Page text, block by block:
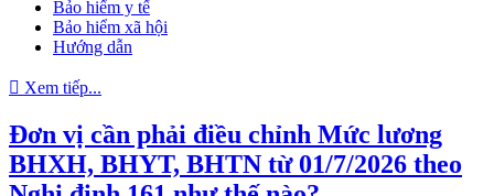
Bảo hiểm y tế
Bảo hiểm xã hội
Hướng dẫn
Xem tiếp...
Đơn vị cần phải điều chỉnh Mức lương
BHXH, BHYT, BHTN từ 01/7/2026 theo